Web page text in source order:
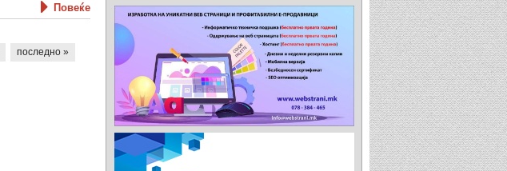
Повеќе
последно »